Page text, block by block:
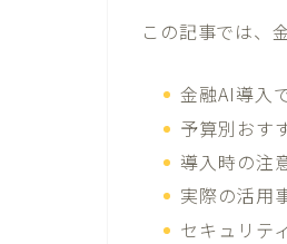
この記事では、
金融AI導入
予算別おす
導入時の注
実際の活用
セキュリテ